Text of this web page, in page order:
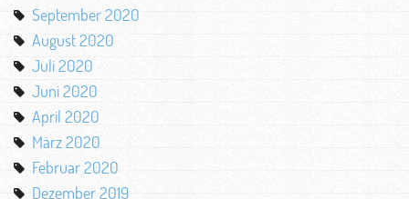
September 2020
August 2020
Juli 2020
Juni 2020
April 2020
März 2020
Februar 2020
Dezember 2019